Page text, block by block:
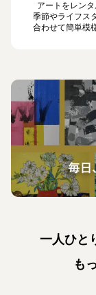
アートをレン
季節やライフス
合わせて簡単模
一人ひと
も